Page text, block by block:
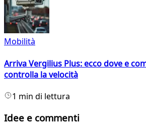
Mobilità
Arriva Vergilius Plus: ecco dove e
controlla la velocità
1 min di lettura
Idee e commenti